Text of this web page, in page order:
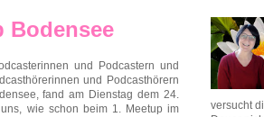
Bodensee
und Podcastern und
und Podcasthörern
fand am Dienstag dem 24.
wie schon beim 1. Meetup im
versucht